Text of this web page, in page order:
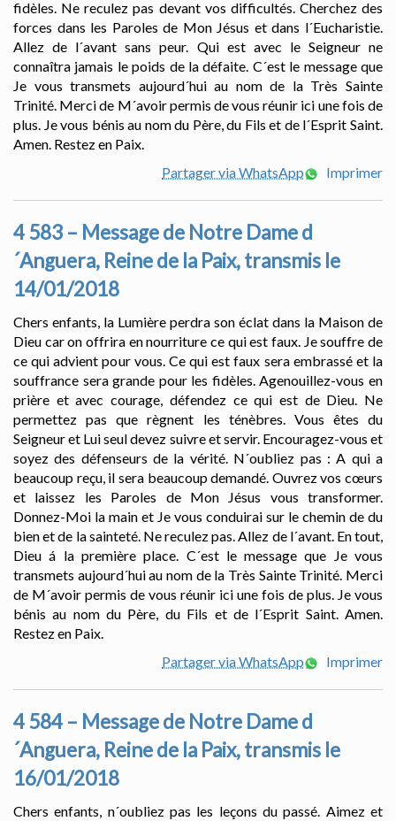
fidèles. Ne reculez pas devant vos difficultés. Cherchez des
forces dans les Paroles de Mon Jésus et dans l´Eucharistie.
Allez de l´avant sans peur. Qui est avec le Seigneur ne
connaîtra jamais le poids de la défaite. C´est le message que
Je vous transmets aujourd´hui au nom de la Très Sainte
Trinité. Merci de M´avoir permis de vous réunir ici une fois de
plus. Je vous bénis au nom du Père, du Fils et de l´Esprit Saint.
Amen. Restez en Paix.
Partager via WhatsApp
Imprimer
4 583 – Message de Notre Dame d
´Anguera, Reine de la Paix, transmis le
14/01/2018
Chers enfants, la Lumière perdra son éclat dans la Maison de
Dieu car on offrira en nourriture ce qui est faux. Je souffre de
ce qui advient pour vous. Ce qui est faux sera embrassé et la
souffrance sera grande pour les fidèles. Agenouillez-vous en
prière et avec courage, défendez ce qui est de Dieu. Ne
permettez pas que règnent les ténèbres. Vous êtes du
Seigneur et Lui seul devez suivre et servir. Encouragez-vous et
soyez des défenseurs de la vérité. N´oubliez pas : A qui a
beaucoup reçu, il sera beaucoup demandé. Ouvrez vos cœurs
et laissez les Paroles de Mon Jésus vous transformer.
Donnez-Moi la main et Je vous conduirai sur le chemin de du
bien et de la sainteté. Ne reculez pas. Allez de l´avant. En tout,
Dieu á la première place. C´est le message que Je vous
transmets aujourd´hui au nom de la Très Sainte Trinité. Merci
de M´avoir permis de vous réunir ici une fois de plus. Je vous
bénis au nom du Père, du Fils et de l´Esprit Saint. Amen.
Restez en Paix.
Partager via WhatsApp
Imprimer
4 584 – Message de Notre Dame d
´Anguera, Reine de la Paix, transmis le
16/01/2018
Chers enfants, n´oubliez pas les leçons du passé. Aimez et